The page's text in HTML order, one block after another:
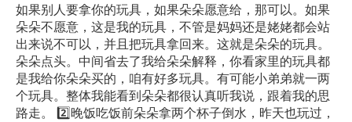
如果别人要拿你的玩具，如果朵朵愿意给，那可以。如果
朵朵不愿意，这是我的玩具，不管是妈妈还是姥姥都会站
出来说不可以，并且把玩具拿回来。这就是朵朵的玩具。
朵朵点头。中间省去了我给朵朵解释，你看家里的玩具都
是我给你朵朵买的，咱有好多玩具。有可能小弟弟就一两
个玩具。整体我能看到朵朵都很认真听我说，跟着我的思
路走。 2️⃣晚饭吃饭前朵朵拿两个杯子倒水，昨天也玩过，